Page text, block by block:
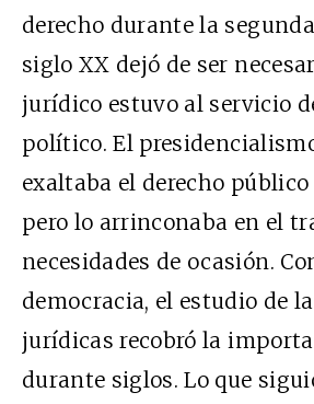
derecho durante la
siglo XX dejó de ser
jurídico estuvo al servicio
político. El
exaltaba el derecho
pero lo arrinconaba en el
necesidades de ocasión.
democracia, el estudio de
jurídicas recobró la
durante siglos. Lo que